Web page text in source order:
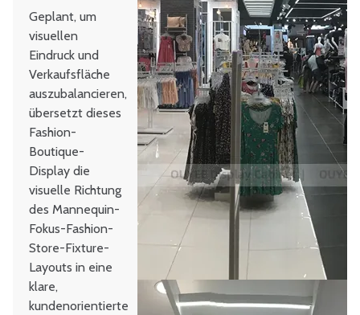
Geplant, um
visuellen
Eindruck und
Verkaufsfläche
auszubalancieren,
übersetzt dieses
Fashion-
Boutique-
Display die
visuelle Richtung
des Mannequin-
Fokus-Fashion-
Store-Fixture-
Layouts in eine
klare,
kundenorientierte